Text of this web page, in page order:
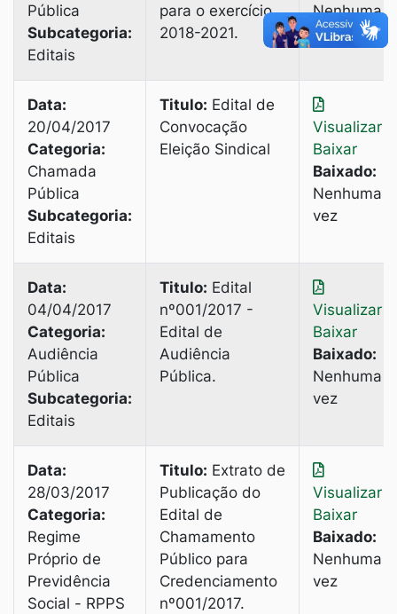
Pública
Subcategoria:
Editais
para o exercício
2018-2021.
Nenhuma
vez
Data:
20/04/2017
Categoria:
Chamada
Pública
Subcategoria:
Editais
Titulo: Edital de
Convocação
Eleição Sindical
Visualizar
Baixar
Baixado:
Nenhuma
vez
Data:
04/04/2017
Categoria:
Audiência
Pública
Subcategoria:
Editais
Titulo: Edital
nº001/2017 -
Edital de
Audiência
Pública.
Visualizar
Baixar
Baixado:
Nenhuma
vez
Data:
28/03/2017
Categoria:
Regime
Próprio de
Previdência
Social - RPPS
Titulo: Extrato de
Publicação do
Edital de
Chamamento
Público para
Credenciamento
nº001/2017.
Visualizar
Baixar
Baixado:
Nenhuma
vez